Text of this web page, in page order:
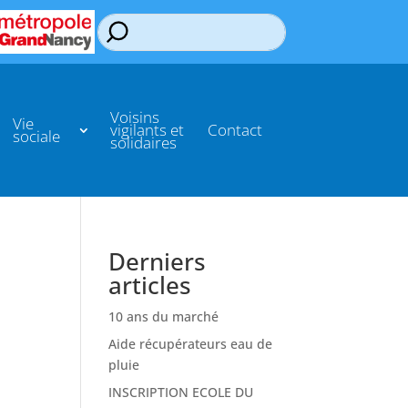
Vie
sociale
Voisins
vigilants et
solidaires
Contact
Derniers
articles
10 ans du marché
Aide récupérateurs eau de
pluie
INSCRIPTION ECOLE DU